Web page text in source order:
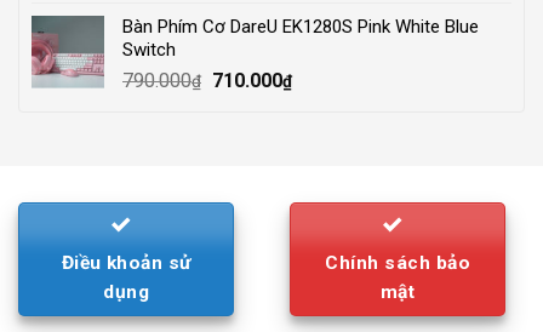
210.000₫.195.000₫.
Bàn Phím Cơ DareU EK1280S Pink White Blue
Switch
790.000₫
Original
710.000₫Current
Điều khoản sử
dụng
Chính sách bảo
mật